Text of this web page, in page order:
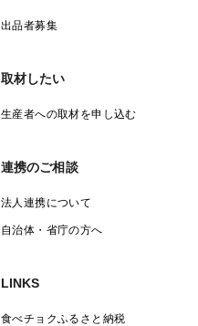
出品者募集
取材したい
生産者への取材を申し込む
連携のご相談
法人連携について
自治体・省庁の方へ
LINKS
食べチョクふるさと納税